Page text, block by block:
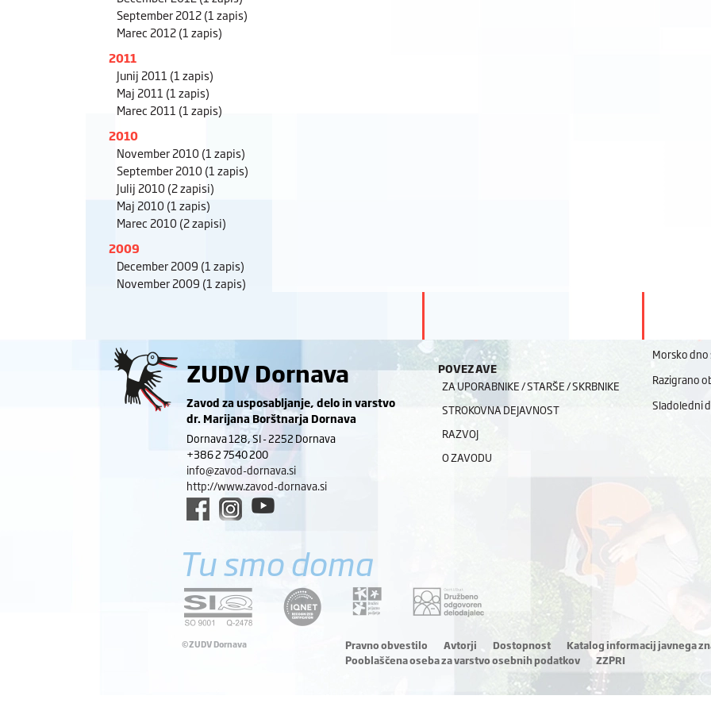
September 2012(1 zapis)
Marec 2012(1 zapis)
2011
Junij 2011 (1 zapis)
Maj 2011 (1 zapis)
Marec 2011 (1 zapis)
2010
November 2010(1 zapis)
September 2010(1 zapis)
Julij 2010(2 zapisi)
Maj 2010(1 zapis)
Marec 2010(2 zapisi)
2009
December 2009 (1 zapis)
November 2009 (1 zapis)
ZUDV Dornava
Zavod za usposabljanje, delo in varstvo
dr. Marijana Borštnarja Dornava
Dornava 128, SI - 2252 Dornava
+386 2 7540 200
info@zavod-dornava.si
http://www.zavod-dornava.si
POVEZAVE
ZA UPORABNIKE / STARŠE / SKRBNIKE
STROKOVNA DEJAVNOST
RAZVOJ
O ZAVODU
Morsko
Razigrano
Sladoledni
Tu smo doma
©ZUDV Dornava Pravno obvestilo Avtorji Dostopnost
Katalog informacij javnega
Pooblaščena oseba za varstvo osebnih podatkov
ZZPRI